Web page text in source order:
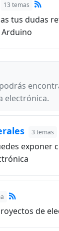
13 temas
tus dudas
electrónica.
3 temas
exponer
de